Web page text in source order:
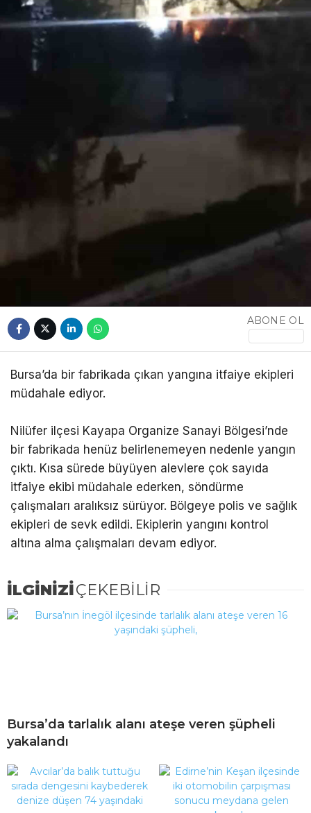
ABONE OL
Bursa’da bir fabrikada çıkan yangına itfaiye ekipleri
müdahale ediyor.
Nilüfer ilçesi Kayapa Organize Sanayi Bölgesi’nde
bir fabrikada henüz belirlenemeyen nedenle yangın
çıktı. Kısa sürede büyüyen alevlere çok sayıda
itfaiye ekibi müdahale ederken, söndürme
çalışmaları aralıksız sürüyor. Bölgeye polis ve sağlık
ekipleri de sevk edildi. Ekiplerin yangını kontrol
altına alma çalışmaları devam ediyor.
İLGİNİZİÇEKEBİLİR
Bursa’da tarlalık alanı ateşe veren şüpheli
yakalandı